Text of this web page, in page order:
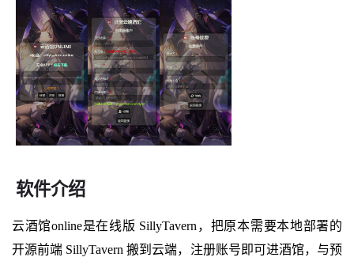
软件介绍
云酒馆online是在线版 SillyTavern，把原本需要本地部署的
开源前端 SillyTavern 搬到云端，注册账号即可进酒馆，与预